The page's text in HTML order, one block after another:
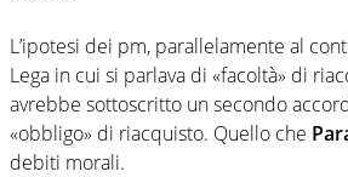
L’ipotesi dei pm, parallelamente al
Lega in cui si parlava di «facoltà» di
avrebbe sottoscritto un secondo
«obbligo» di riacquisto. Quello che
debiti morali.